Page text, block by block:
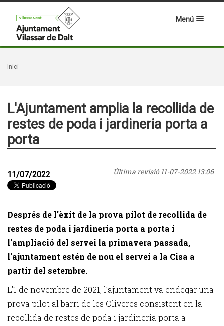
Menú
Inici
L'Ajuntament amplia la recollida de
restes de poda i jardineria porta a
porta
Última revisió11-07-2022 13:06
11/07/2022
Després de l'èxit de la prova pilot de recollida de
restes de poda i jardineria porta a porta i
l'ampliació del servei la primavera passada,
l'ajuntament estén de nou el servei a la Cisa a
partir del setembre.
L’1 de novembre de 2021, l’ajuntament va endegar una
prova pilot al barri de les Oliveres consistent en la
recollida de restes de poda i jardineria porta a